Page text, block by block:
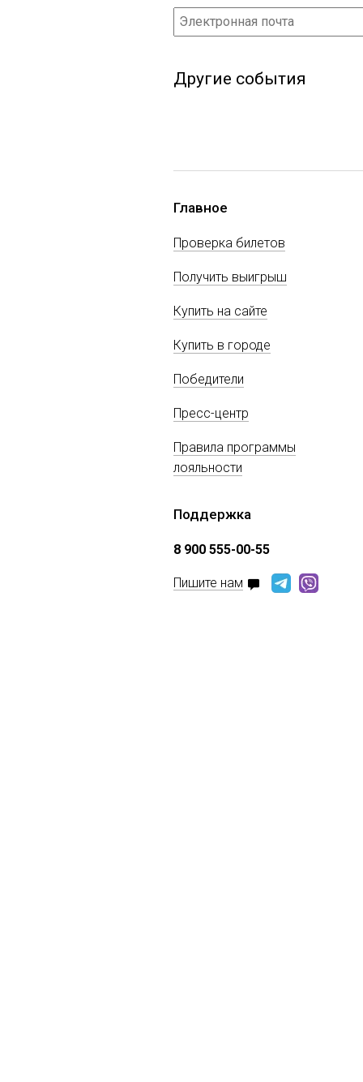
Другие события
Главное
Проверка билетов
Получить выигрыш
Купить на сайте
Купить в городе
Победители
Пресс-центр
Правила программы
лояльности
Поддержка
8 900 555-00-55
Пишите нам